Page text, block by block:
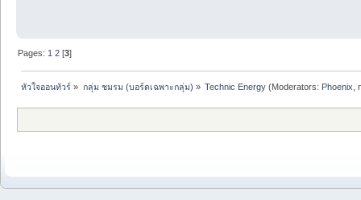
Pages: 1 2 [3]
หัวใจออนทัวร์ » กลุ่ม ชมรม (บอร์ดเฉพาะกลุ่ม) » Technic Energy(Moderators: Phoenix,